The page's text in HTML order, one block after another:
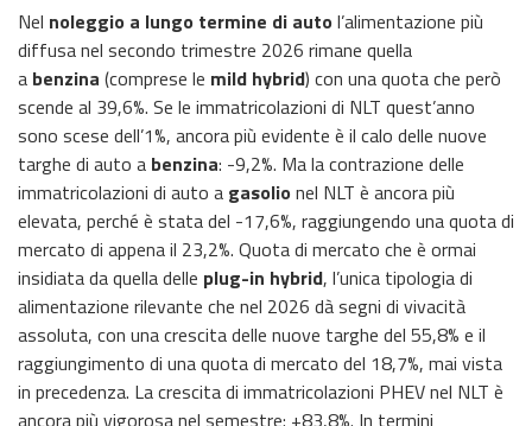
Nel noleggio a lungo termine di auto l’alimentazione più
diffusa nel secondo trimestre 2026 rimane quella
a benzina (comprese le mild hybrid) con una quota che però
scende al 39,6%. Se le immatricolazioni di NLT quest’anno
sono scese dell’1%, ancora più evidente è il calo delle nuove
targhe di auto a benzina: -9,2%. Ma la contrazione delle
immatricolazioni di auto a gasolio nel NLT è ancora più
elevata, perché è stata del -17,6%, raggiungendo una quota di
mercato di appena il 23,2%. Quota di mercato che è ormai
insidiata da quella delle plug-in hybrid, l’unica tipologia di
alimentazione rilevante che nel 2026 dà segni di vivacità
assoluta, con una crescita delle nuove targhe del 55,8% e il
raggiungimento di una quota di mercato del 18,7%, mai vista
in precedenza. La crescita di immatricolazioni PHEV nel NLT è